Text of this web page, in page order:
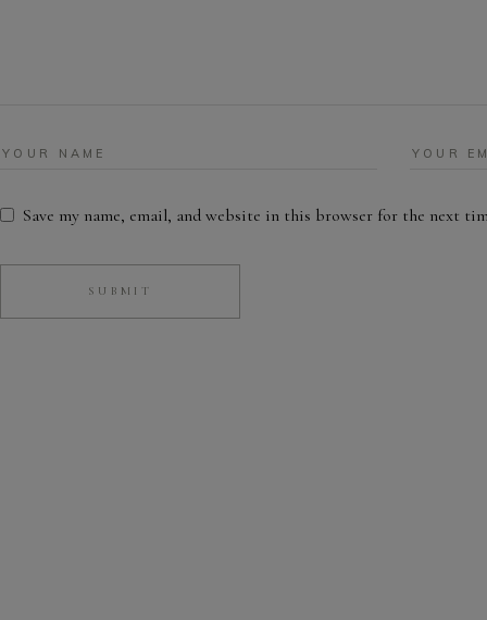
Save my name, email, and website in this browser for the next
SUBMIT